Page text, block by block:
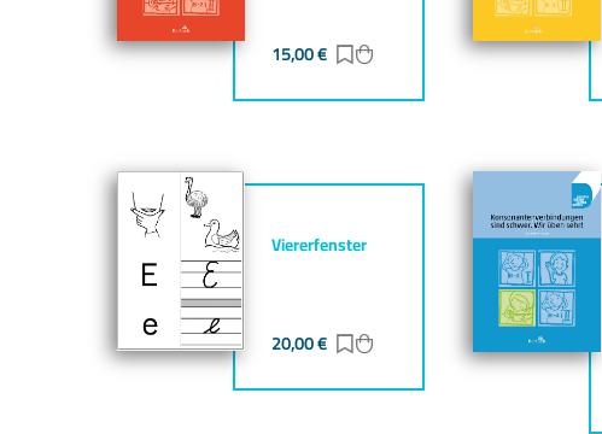
15,00€ Zur Merkliste hinzufügen
Zum Warenkorb hinzufügen
Viererfenster
20,00€ Zur Merkliste hinzufügen
Zum Warenkorb hinzufügen